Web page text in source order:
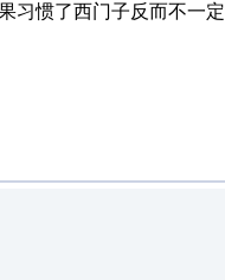
习惯了西门子反而不一